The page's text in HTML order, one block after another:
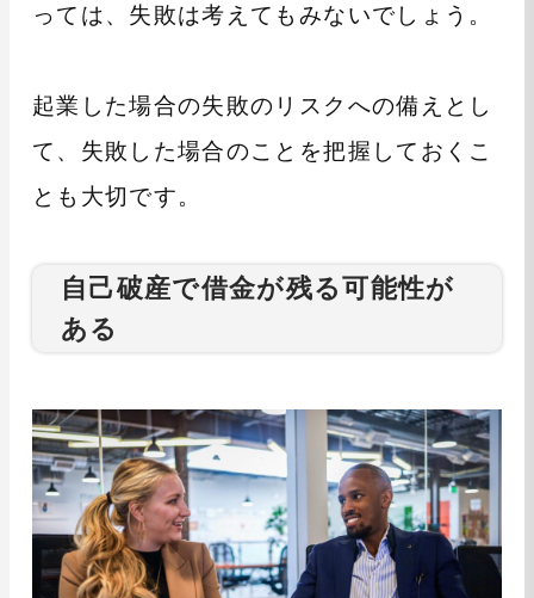
っては、失敗は考えてもみないでしょう。
起業した場合の失敗のリスクへの備えとし
て、失敗した場合のことを把握しておくこ
とも大切です。
自己破産で借金が残る可能性が
ある